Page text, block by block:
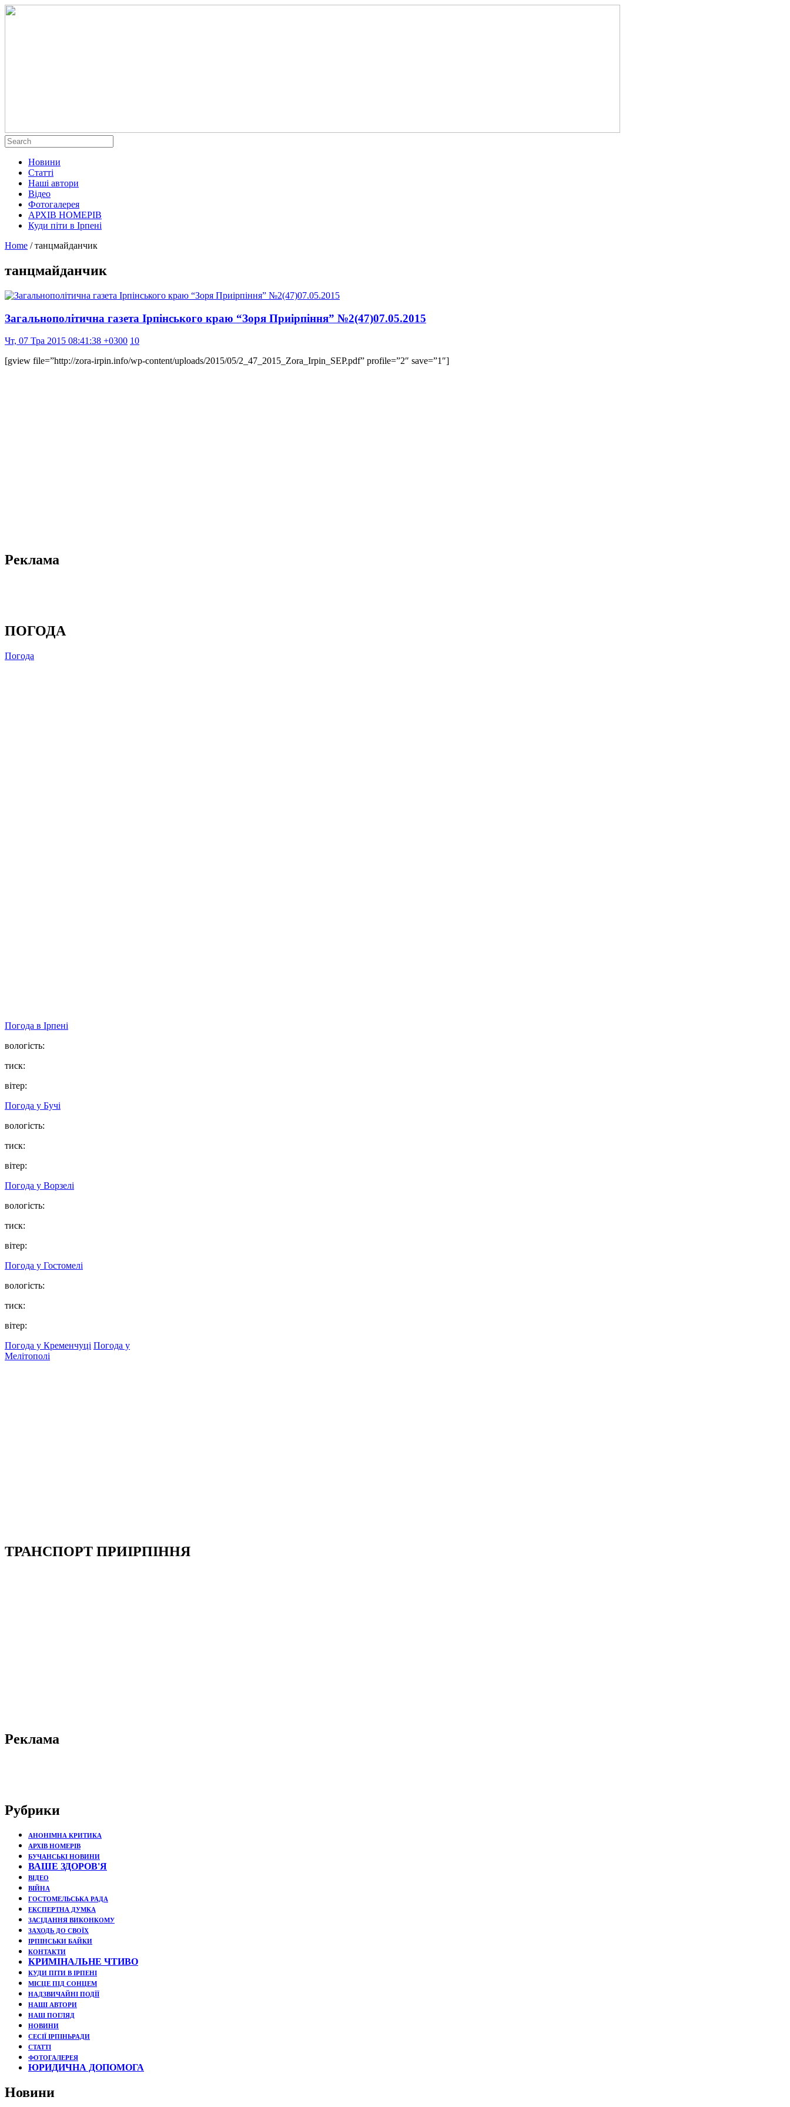
Новини
Статті
Наші автори
Відео
Фотогалерея
АРХІВ НОМЕРІВ
Куди піти в Ірпені
Home / танцмайданчик
танцмайданчик
Загальнополітична газета Ірпінського краю “Зоря Приірпіння” №2(47)07.05.2015
Чт, 07 Тра 2015 08:41:38 +0300 10
[gview file=”http://zora-irpin.info/wp-content/uploads/2015/05/2_47_2015_Zora_Irpin_SEP.pdf” profile=”2″ save=”1″]
Реклама
ПОГОДА
Погода
Погода в Ірпені
вологість:
тиск:
вітер:
Погода у Бучі
вологість:
тиск:
вітер:
Погода у Ворзелі
вологість:
тиск:
вітер:
Погода у Гостомелі
вологість:
тиск:
вітер:
Погода у Кременчуці Погода у
Мелітополі
ТРАНСПОРТ ПРИІРПІННЯ
Реклама
Рубрики
АНОНІМНА КРИТИКА
АРХІВ НОМЕРІВ
БУЧАНСЬКІ НОВИНИ
ВАШЕ ЗДОРОВ'Я
ВІДЕО
ВІЙНА
ГОСТОМЕЛЬСЬКА РАДА
ЕКСПЕРТНА ДУМКА
ЗАСІДАННЯ ВИКОНКОМУ
ЗАХОДЬ ДО СВОЇХ
ІРПІНСЬКИ БАЙКИ
КОНТАКТИ
КРИМІНАЛЬНЕ ЧТИВО
КУДИ ПІТИ В ІРПЕНІ
МІСЦЕ ПІД СОНЦЕМ
НАДЗВИЧАЙНІ ПОДЇЇ
НАШІ АВТОРИ
НАШ ПОГЛЯД
НОВИНИ
СЕСІЇ ІРПІНЬРАДИ
СТАТТІ
ФОТОГАЛЕРЕЯ
ЮРИДИЧНА ДОПОМОГА
Новини